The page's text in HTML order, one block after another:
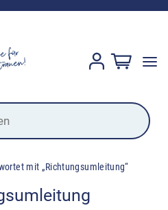
mit „Richtungsumleitung“